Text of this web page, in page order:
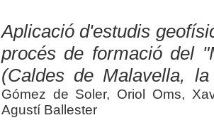
Aplicació d'estudis
procés de formació del
(Caldes de Malavella,
Gómez de Soler, Oriol Oms,
Agustí Ballester